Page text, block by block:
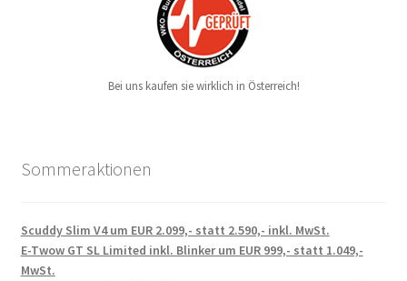
Bei uns kaufen sie wirklich in Österreich!
Sommeraktionen
Scuddy Slim V4 um EUR 2.099,- statt 2.590,- inkl. MwSt.
E-Twow GT SL Limited inkl. Blinker um EUR 999,- statt 1.049,-
MwSt.